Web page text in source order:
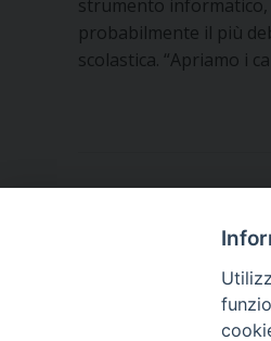
strumento informatico,
probabilmente il più
scolastica. “Apriamo i
Piazza